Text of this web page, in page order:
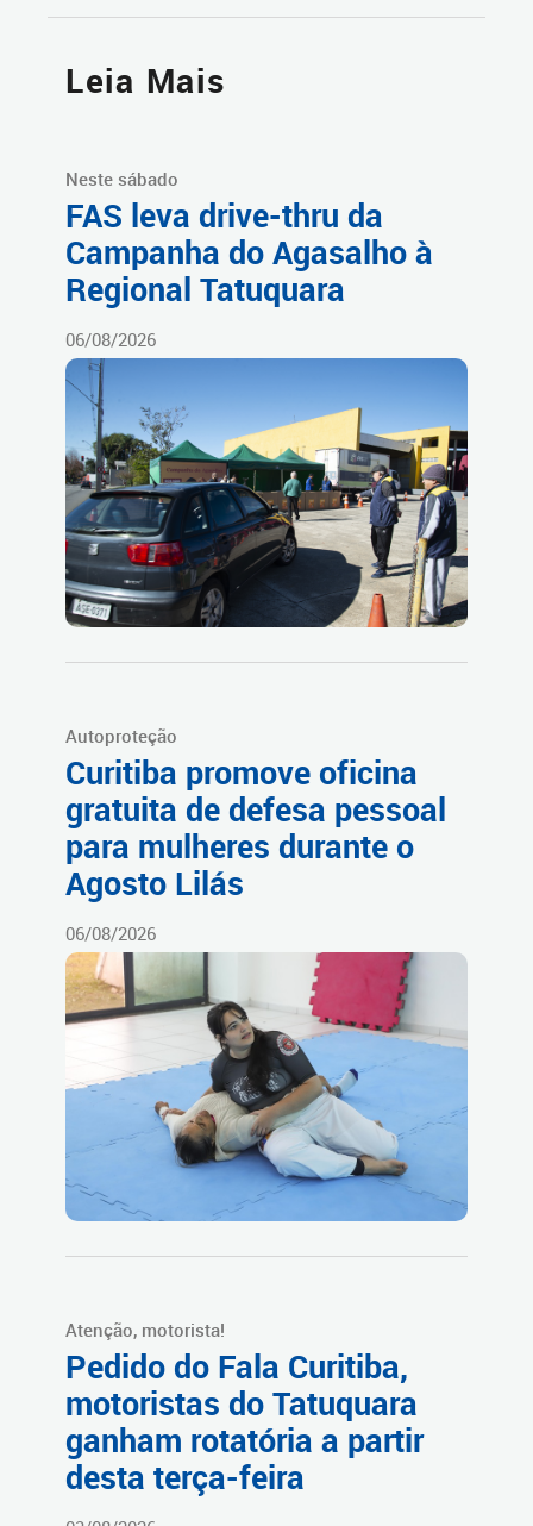
Leia Mais
Neste sábado
FAS leva drive-thru da
Campanha do Agasalho à
Regional Tatuquara
06/08/2026
Autoproteção
Curitiba promove oficina
gratuita de defesa pessoal
para mulheres durante o
Agosto Lilás
06/08/2026
Atenção, motorista!
Pedido do Fala Curitiba,
motoristas do Tatuquara
ganham rotatória a partir
desta terça-feira